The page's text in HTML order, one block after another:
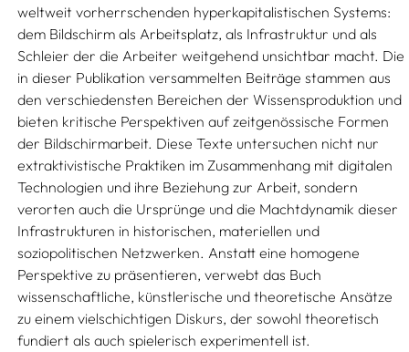
weltweit vorherrschenden hyperkapitalistischen Systems:
dem Bildschirm als Arbeitsplatz, als Infrastruktur und als
Schleier der die Arbeiter weitgehend unsichtbar macht. Die
in dieser Publikation versammelten Beiträge stammen aus
den verschiedensten Bereichen der Wissensproduktion und
bieten kritische Perspektiven auf zeitgenössische Formen
der Bildschirmarbeit. Diese Texte untersuchen nicht nur
extraktivistische Praktiken im Zusammenhang mit digitalen
Technologien und ihre Beziehung zur Arbeit, sondern
verorten auch die Ursprünge und die Machtdynamik dieser
Infrastrukturen in historischen, materiellen und
soziopolitischen Netzwerken. Anstatt eine homogene
Perspektive zu präsentieren, verwebt das Buch
wissenschaftliche, künstlerische und theoretische Ansätze
zu einem vielschichtigen Diskurs, der sowohl theoretisch
fundiert als auch spielerisch experimentell ist.